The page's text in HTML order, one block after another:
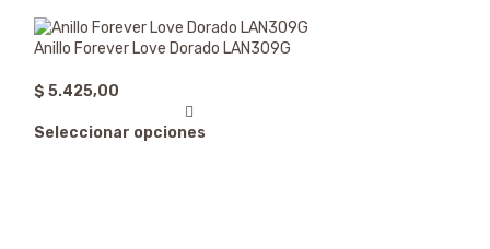
Anillo Forever Love Dorado LAN309G
$ 5.425,00
Seleccionar opciones